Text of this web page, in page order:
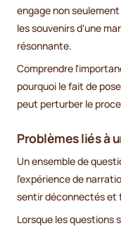
engage non
les souvenirs d'une
résonnante.
Comprendre
pourquoi le fait de
peut perturber le
Problèmes liés à
Un ensemble de
l'expérience de
sentir déconnectés et
Lorsque les questions